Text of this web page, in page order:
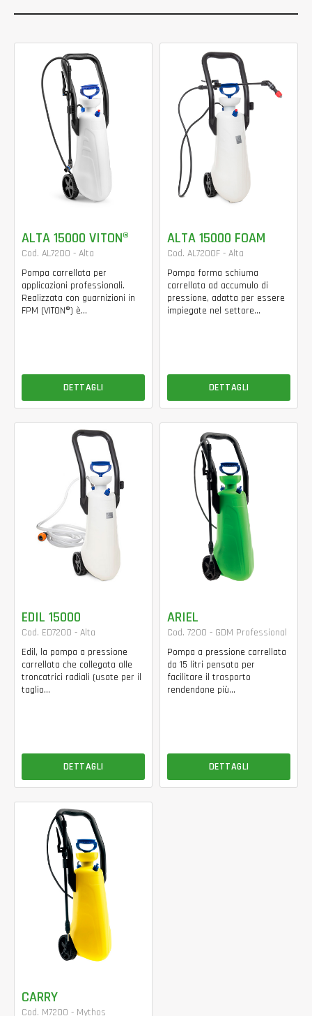
ALTA 15000 VITON®
Cod. AL7200 - Alta
Pompa carrellata per
applicazioni professionali.
Realizzata con guarnizioni in
FPM (VITON®) è...
DETTAGLI
ALTA 15000 FOAM
Cod. AL7200F - Alta
Pompa forma schiuma
carrellata ad accumulo di
pressione, adatta per essere
impiegate nel settore...
DETTAGLI
EDIL 15000
Cod. ED7200 - Alta
Edil, la pompa a pressione
carrellata che collegata alle
troncatrici radiali (usate per il
taglio...
DETTAGLI
ARIEL
Cod. 7200 - GDM Professional
Pompa a pressione carrellata
da 15 litri pensata per
facilitare il trasporto
rendendone più...
DETTAGLI
CARRY
Cod. M7200 - Mythos